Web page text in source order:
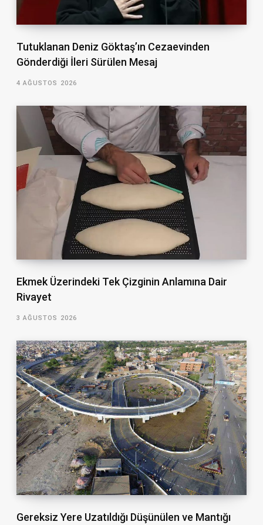
Tutuklanan Deniz Göktaş’ın Cezaevinden
Gönderdiği İleri Sürülen Mesaj
4 AĞUSTOS 2026
Ekmek Üzerindeki Tek Çizginin Anlamına Dair
Rivayet
3 AĞUSTOS 2026
Gereksiz Yere Uzatıldığı Düşünülen ve Mantığı